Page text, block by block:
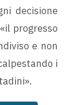
decisione
progresso
e non
i